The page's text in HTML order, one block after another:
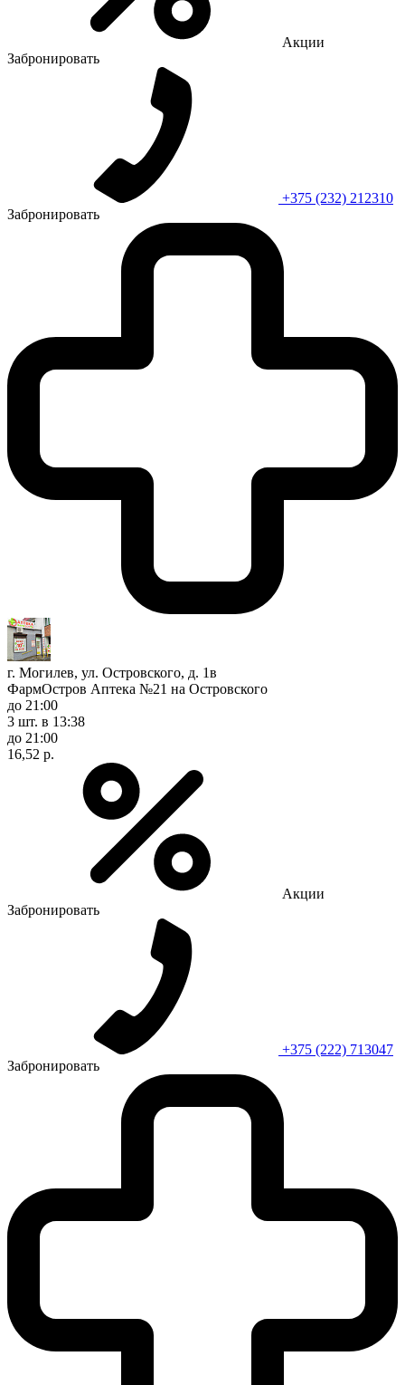
Акции
Забронировать
+375 (232) 212310
Забронировать
г. Могилев, ул. Островского, д. 1в
ФармОстров Аптека №21 на Островского
до 21:00
3 шт. в 13:38
до 21:00
16,52 р.
Акции
Забронировать
+375 (222) 713047
Забронировать